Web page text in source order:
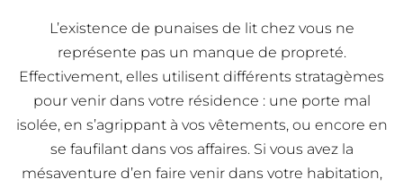
L’existence de punaises de lit chez vous ne
représente pas un manque de propreté.
Effectivement, elles utilisent différents stratagèmes
pour venir dans votre résidence : une porte mal
isolée, en s’agrippant à vos vêtements, ou encore en
se faufilant dans vos affaires. Si vous avez la
mésaventure d’en faire venir dans votre habitation,